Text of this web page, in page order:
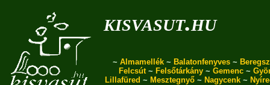
kisvasut.hu
~ Almamellék ~ Balatonfenyves ~
Felcsút~ Felsőtárkány ~ Gemenc ~
Lillafüred ~ Mesztegnyő ~ Nagycenk ~